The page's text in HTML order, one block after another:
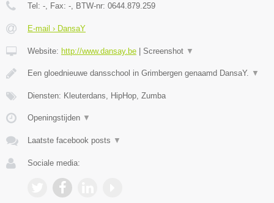
Tel: - , Fax: - , BTW-nr: 0644.879.259
E-mail › DansaY
Website: http://www.dansay.be | Screenshot ▼
Een gloednieuwe dansschool in Grimbergen genaamd DansaY. ▼
Diensten: Kleuterdans, HipHop, Zumba
Openingstijden ▼
Laatste facebook posts ▼
Sociale media: